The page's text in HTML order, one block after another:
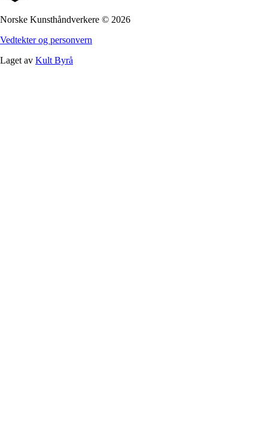
Norske Kunsthåndverkere © 2026
Vedtekter og personvern
Laget av Kult Byrå